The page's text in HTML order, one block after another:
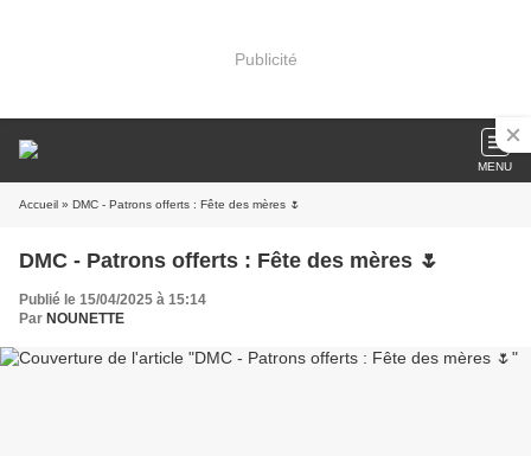
Publicité
MENU
Accueil » DMC - Patrons offerts : Fête des mères 🌷
DMC - Patrons offerts : Fête des mères 🌷
Publié le 15/04/2025 à 15:14
Par NOUNETTE